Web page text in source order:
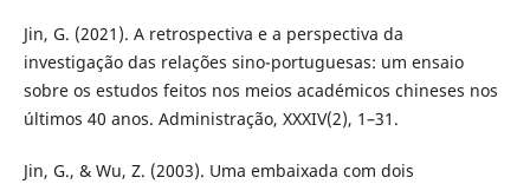
Jin, G. (2021). A retrospectiva e a perspectiva da
investigação das relações sino-portuguesas: um ensaio
sobre os estudos feitos nos meios académicos chineses nos
últimos 40 anos. Administração, XXXIV(2), 1–31.
Jin, G., & Wu, Z. (2003). Uma embaixada com dois